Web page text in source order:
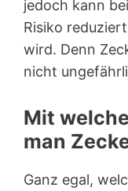
jedoch kann
Risiko
wird. Denn
nicht
Mit
man
Ganz egal,